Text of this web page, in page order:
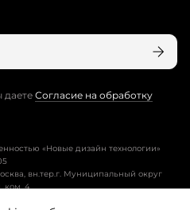
даете Согласие на обработку
«Новые дизайн технологии»
вн.тер.г. Муниципальный округ
ком. 4.